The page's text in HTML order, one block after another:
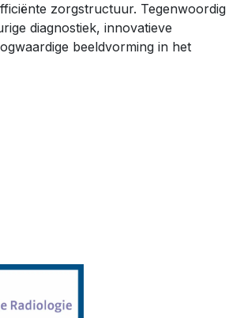
zorgstructuur. Tegenwoordig
diagnostiek, innovatieve
beeldvorming in het